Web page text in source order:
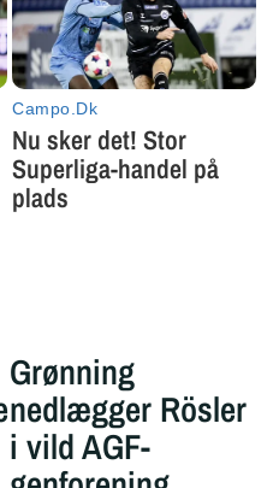
Grønning
nedlægger Rösler
i vild AGF-